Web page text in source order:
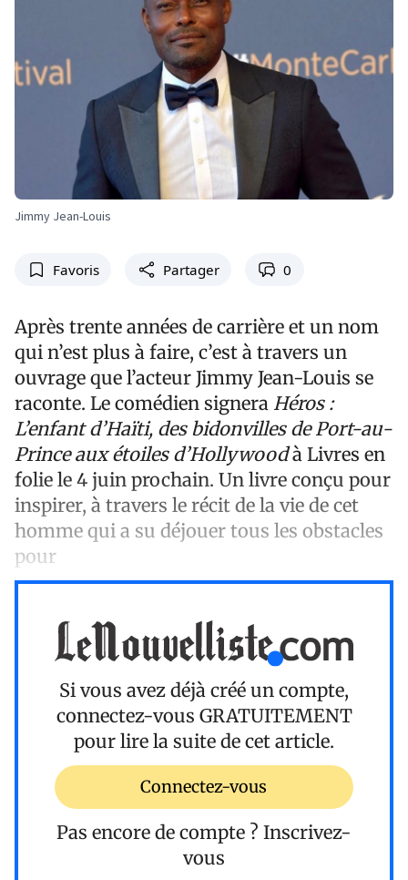
Jimmy Jean-Louis
Favoris Partager 0
Après trente années de carrière et un nom
qui n’est plus à faire, c’est à travers un
ouvrage que l’acteur Jimmy Jean-Louis se
raconte. Le comédien signera Héros :
L’enfant d’Haïti, des bidonvilles de Port-au-
Prince aux étoiles d’Hollywoodà Livres en
folie le 4 juin prochain. Un livre conçu pour
inspirer, à travers le récit de la vie de cet
homme qui a su déjouer tous les obstacles
pour
Si vous avez déjà créé un compte,
connectez-vous GRATUITEMENT
pour lire la suite de cet article.
Connectez-vous
Pas encore de compte ? Inscrivez-
vous